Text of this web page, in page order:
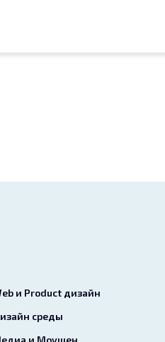
и Product дизайн
среды
и Моушен